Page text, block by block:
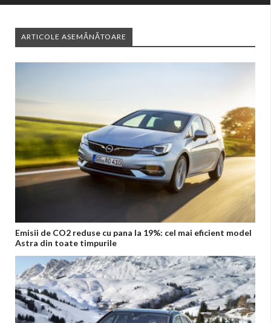
ARTICOLE ASEMĂNĂTOARE
Emisii de CO2 reduse cu pana la 19%: cel mai eficient model
Astra din toate timpurile